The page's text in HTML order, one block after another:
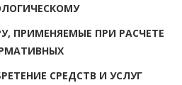
ПРИМЕНЯЕМЫЕ ПРИ РАСЧЕТЕ
СРЕДСТВ И УСЛУГ